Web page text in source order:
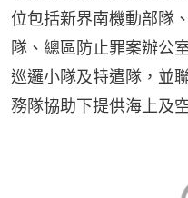
位包括新界南機動部隊
隊、總區防止罪案辦公
巡邏小隊及特遣隊，並
務隊協助下提供海上及